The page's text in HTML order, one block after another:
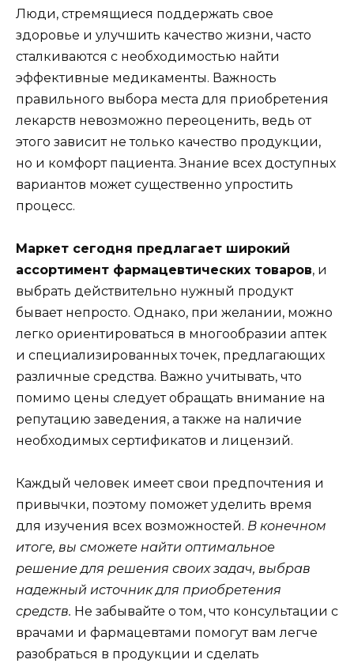
Люди, стремящиеся поддержать свое
здоровье и улучшить качество жизни, часто
сталкиваются с необходимостью найти
эффективные медикаменты. Важность
правильного выбора места для приобретения
лекарств невозможно переоценить, ведь от
этого зависит не только качество продукции,
но и комфорт пациента. Знание всех доступных
вариантов может существенно упростить
процесс.
Маркет сегодня предлагает широкий
ассортимент фармацевтических товаров, и
выбрать действительно нужный продукт
бывает непросто. Однако, при желании, можно
легко ориентироваться в многообразии аптек
и специализированных точек, предлагающих
различные средства. Важно учитывать, что
помимо цены следует обращать внимание на
репутацию заведения, а также на наличие
необходимых сертификатов и лицензий.
Каждый человек имеет свои предпочтения и
привычки, поэтому поможет уделить время
для изучения всех возможностей. В конечном
итоге, вы сможете найти оптимальное
решение для решения своих задач, выбрав
надежный источник для приобретения
средств. Не забывайте о том, что консультации с
врачами и фармацевтами помогут вам легче
разобраться в продукции и сделать